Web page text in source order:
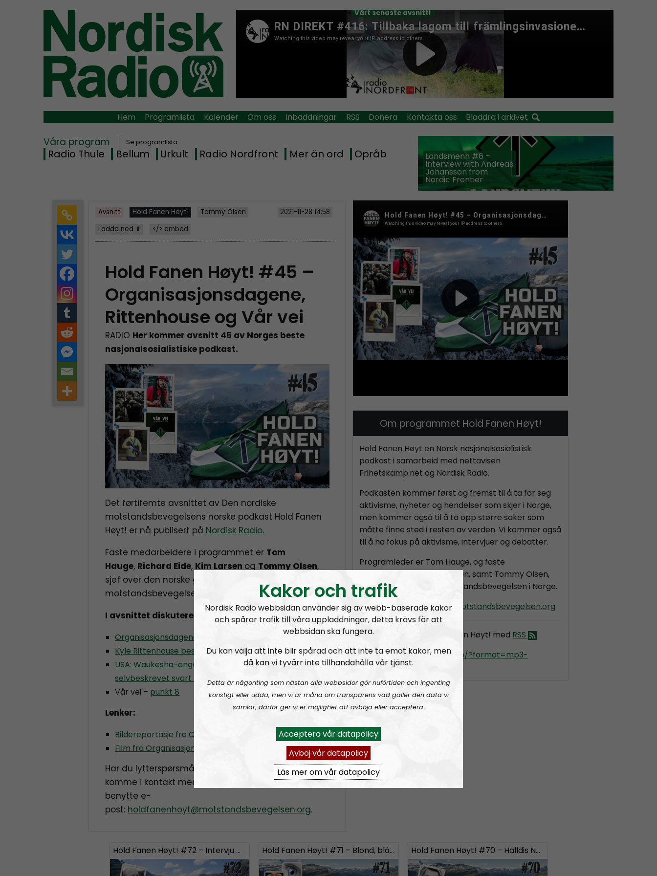
Vårt senaste avsnitt!
Hem Programlista Kalender Om oss Inbäddningar RSS Donera Kontakta oss Bläddra i arkivet
Våra program Se programlista
Radio Thule Bellum Urkult Radio Nordfront Mer än ord Opråb Landsmenn #6 –
Interview with Andreas
Johansson from
Nordic Frontier
Avsnitt Hold Fanen Høyt! Tommy Olsen
2021-11-28 14:58
Ladda ned ⇓
</> embed
Hold Fanen Høyt! #45 –
Organisasjonsdagene,
Rittenhouse og Vår vei
RADIO Her kommer avsnitt 45 av Norges beste
nasjonalsosialistiske podkast.
Det førtifemte avsnittet av Den nordiske
motstandsbevegelsens norske podkast Hold Fanen
Høyt! er nå publisert på Nordisk Radio.
Faste medarbeidere i programmet er Tom
Hauge, Richard Eide, Kim Larsen og Tommy Olsen,
sjef over den norske gren av Den nordiske
motstandsbevegelsen.
I avsnittet diskuteres blant annet:
Organisasjonsdagene 2021
Kyle Rittenhouse beseirer det jødiske systemet
USA: Waukesha-angriper er en dømt pedofil og
selvbeskrevet svart terrorist som hatet hvite
Vår vei – punkt 8
Lenker:
Bildereportasje fra Organisasjonsdagene
Film fra Organisasjonsdagene 2021
Har du lytterspørsmål, vil donere, eller bare ønsker å
komme i kontakt med Hold Fanen Høyt! kan du
benytte e-
post: holdfanenhoyt@motstandsbevegelsen.org.
Om programmet Hold Fanen Høyt!
Hold Fanen Høyt en Norsk nasjonalsosialistisk
podkast i samarbeid med nettavisen
Frihetskamp.net og Nordisk Radio.
Podkasten kommer først og fremst til å ta for seg
aktivisme, nyheter og hendelser som skjer i Norge,
men kommer også til å ta opp større saker som
måtte finne sted i resten av verden. Vi kommer også
til å ha fokus på aktivisme, intervjuer og debatter.
Programleder er Tom Hauge, og faste
medarbeidere er Kim Larsen, samt Tommy Olsen,
sjef for Den nordiske motstandsbevegelsen i Norge.
E-post:holdfanenhoyt@motstandsbevegelsen.org
Prenumerera på Hold Fanen Høyt! med RSS
RSS:https://nordiskradio.se/?format=mp3-
rss&show=hold-fanen-hyt
Hold Fanen Høyt! #72 – Intervju med Marcus Hansson Hold Fanen Høyt! #71 – Blond, blåøyd og anabole steroider Hold Fanen Høyt! #70 – Halldis Neegård Østbye
Kakor och trafik
Nordisk Radio webbsidan använder sig av webb-baserade kakor
och spårar trafik till våra uppladdningar, detta krävs för att
webbsidan ska fungera.
Du kan välja att inte blir spårad och att inte ta emot kakor, men
då kan vi tyvärr inte tillhandahålla vår tjänst.
Detta är någonting som nästan alla webbsidor gör nuförtiden och ingenting
konstigt eller udda, men vi är måna om transparens vad gäller den data vi
samlar, därför ger vi er möjlighet att avböja eller acceptera.
Acceptera vår datapolicy
Avböj vår datapolicy
Läs mer om vår datapolicy